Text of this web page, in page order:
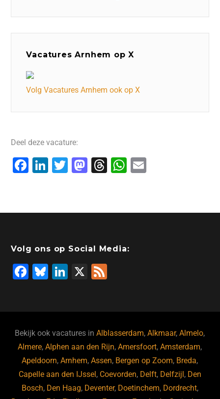
Vacatures Arnhem op X
Volg Vacatures Arnhem ook op X
Deel deze vacature:
F
e
o
o
k
Li
e
n
T
er
M
o
o
n
T
a
s
W
s
p
l
Volg ons op Social Media:
F
b
o
o
k
Bl
ky
Li
dI
n
X
Bekijk ook vacatures inAlblasserdam,Alkmaar,Almelo,
Almere,Alphen aan den Rijn,Amersfoort,Amsterdam,
Apeldoorn,Arnhem,Assen, Bergen op Zoom, Breda,
Capelle aan den IJssel, Coevorden, Delft, Delfzijl, Den
Bosch, Den Haag, Deventer, Doetinchem, Dordrecht,